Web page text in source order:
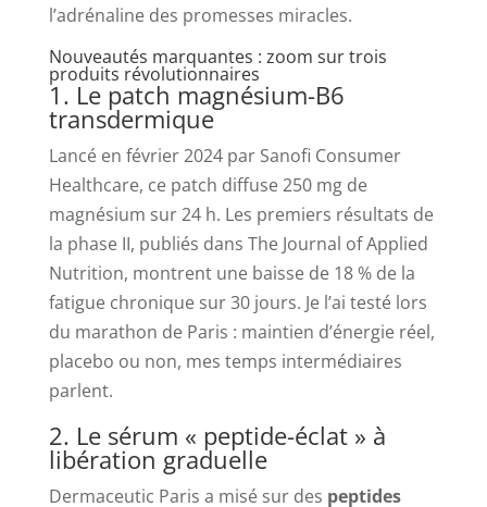
l’adrénaline des promesses miracles.
Nouveautés marquantes : zoom sur trois
produits révolutionnaires
1. Le patch magnésium-B6
transdermique
Lancé en février 2024 par Sanofi Consumer
Healthcare, ce patch diffuse 250 mg de
magnésium sur 24 h. Les premiers résultats de
la phase II, publiés dans The Journal of Applied
Nutrition, montrent une baisse de 18 % de la
fatigue chronique sur 30 jours. Je l’ai testé lors
du marathon de Paris : maintien d’énergie réel,
placebo ou non, mes temps intermédiaires
parlent.
2. Le sérum « peptide-éclat » à
libération graduelle
Dermaceutic Paris a misé sur des peptides